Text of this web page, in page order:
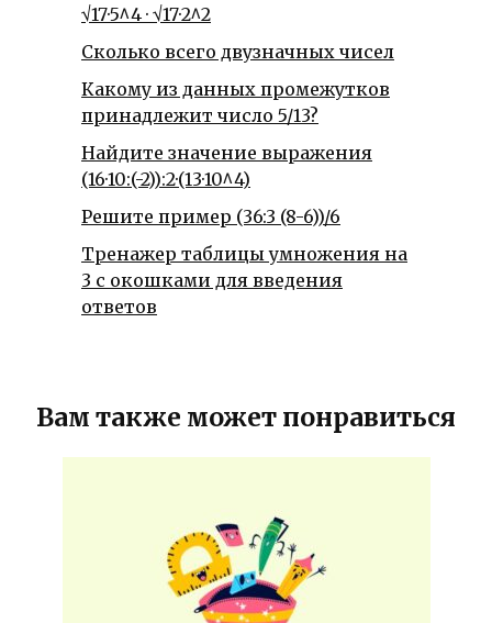
√17·5^4 · √17·2^2
Сколько всего двузначных чисел
Какому из данных промежутков
принадлежит число 5/13?
Найдите значение выражения
(16·10:(-2)):2·(13·10^4)
Решите пример (36:3 (8-6))/6
Тренажер таблицы умножения на
3 с окошками для введения
ответов
Вам также может понравиться